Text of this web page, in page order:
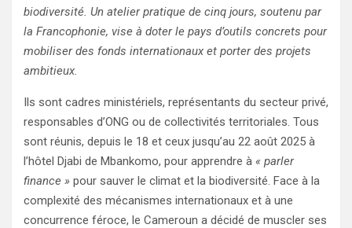
biodiversité. Un atelier pratique de cinq jours, soutenu par
la Francophonie, vise à doter le pays d’outils concrets pour
mobiliser des fonds internationaux et porter des projets
ambitieux.
Ils sont cadres ministériels, représentants du secteur privé,
responsables d’ONG ou de collectivités territoriales. Tous
sont réunis, depuis le 18 et ceux jusqu’au 22 août 2025 à
l’hôtel Djabi de Mbankomo, pour apprendre à « parler
finance » pour sauver le climat et la biodiversité. Face à la
complexité des mécanismes internationaux et à une
concurrence féroce, le Cameroun a décidé de muscler ses